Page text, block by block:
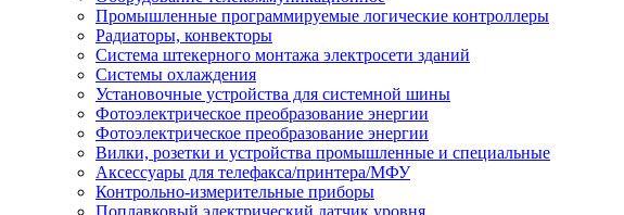
Промышленные программируемые логические контроллеры
Радиаторы, конвекторы
Система штекерного монтажа электросети зданий
Системы охлаждения
Установочные устройства для системной шины
Фотоэлектрическое преобразование энергии
Фотоэлектрическое преобразование энергии
Вилки, розетки и устройства промышленные и специальные
Аксессуары для телефакса/принтера/МФУ
Контрольно-измерительные приборы
Поплавковый электрический датчик уровня